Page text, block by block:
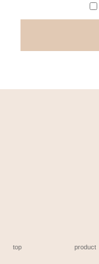
top product